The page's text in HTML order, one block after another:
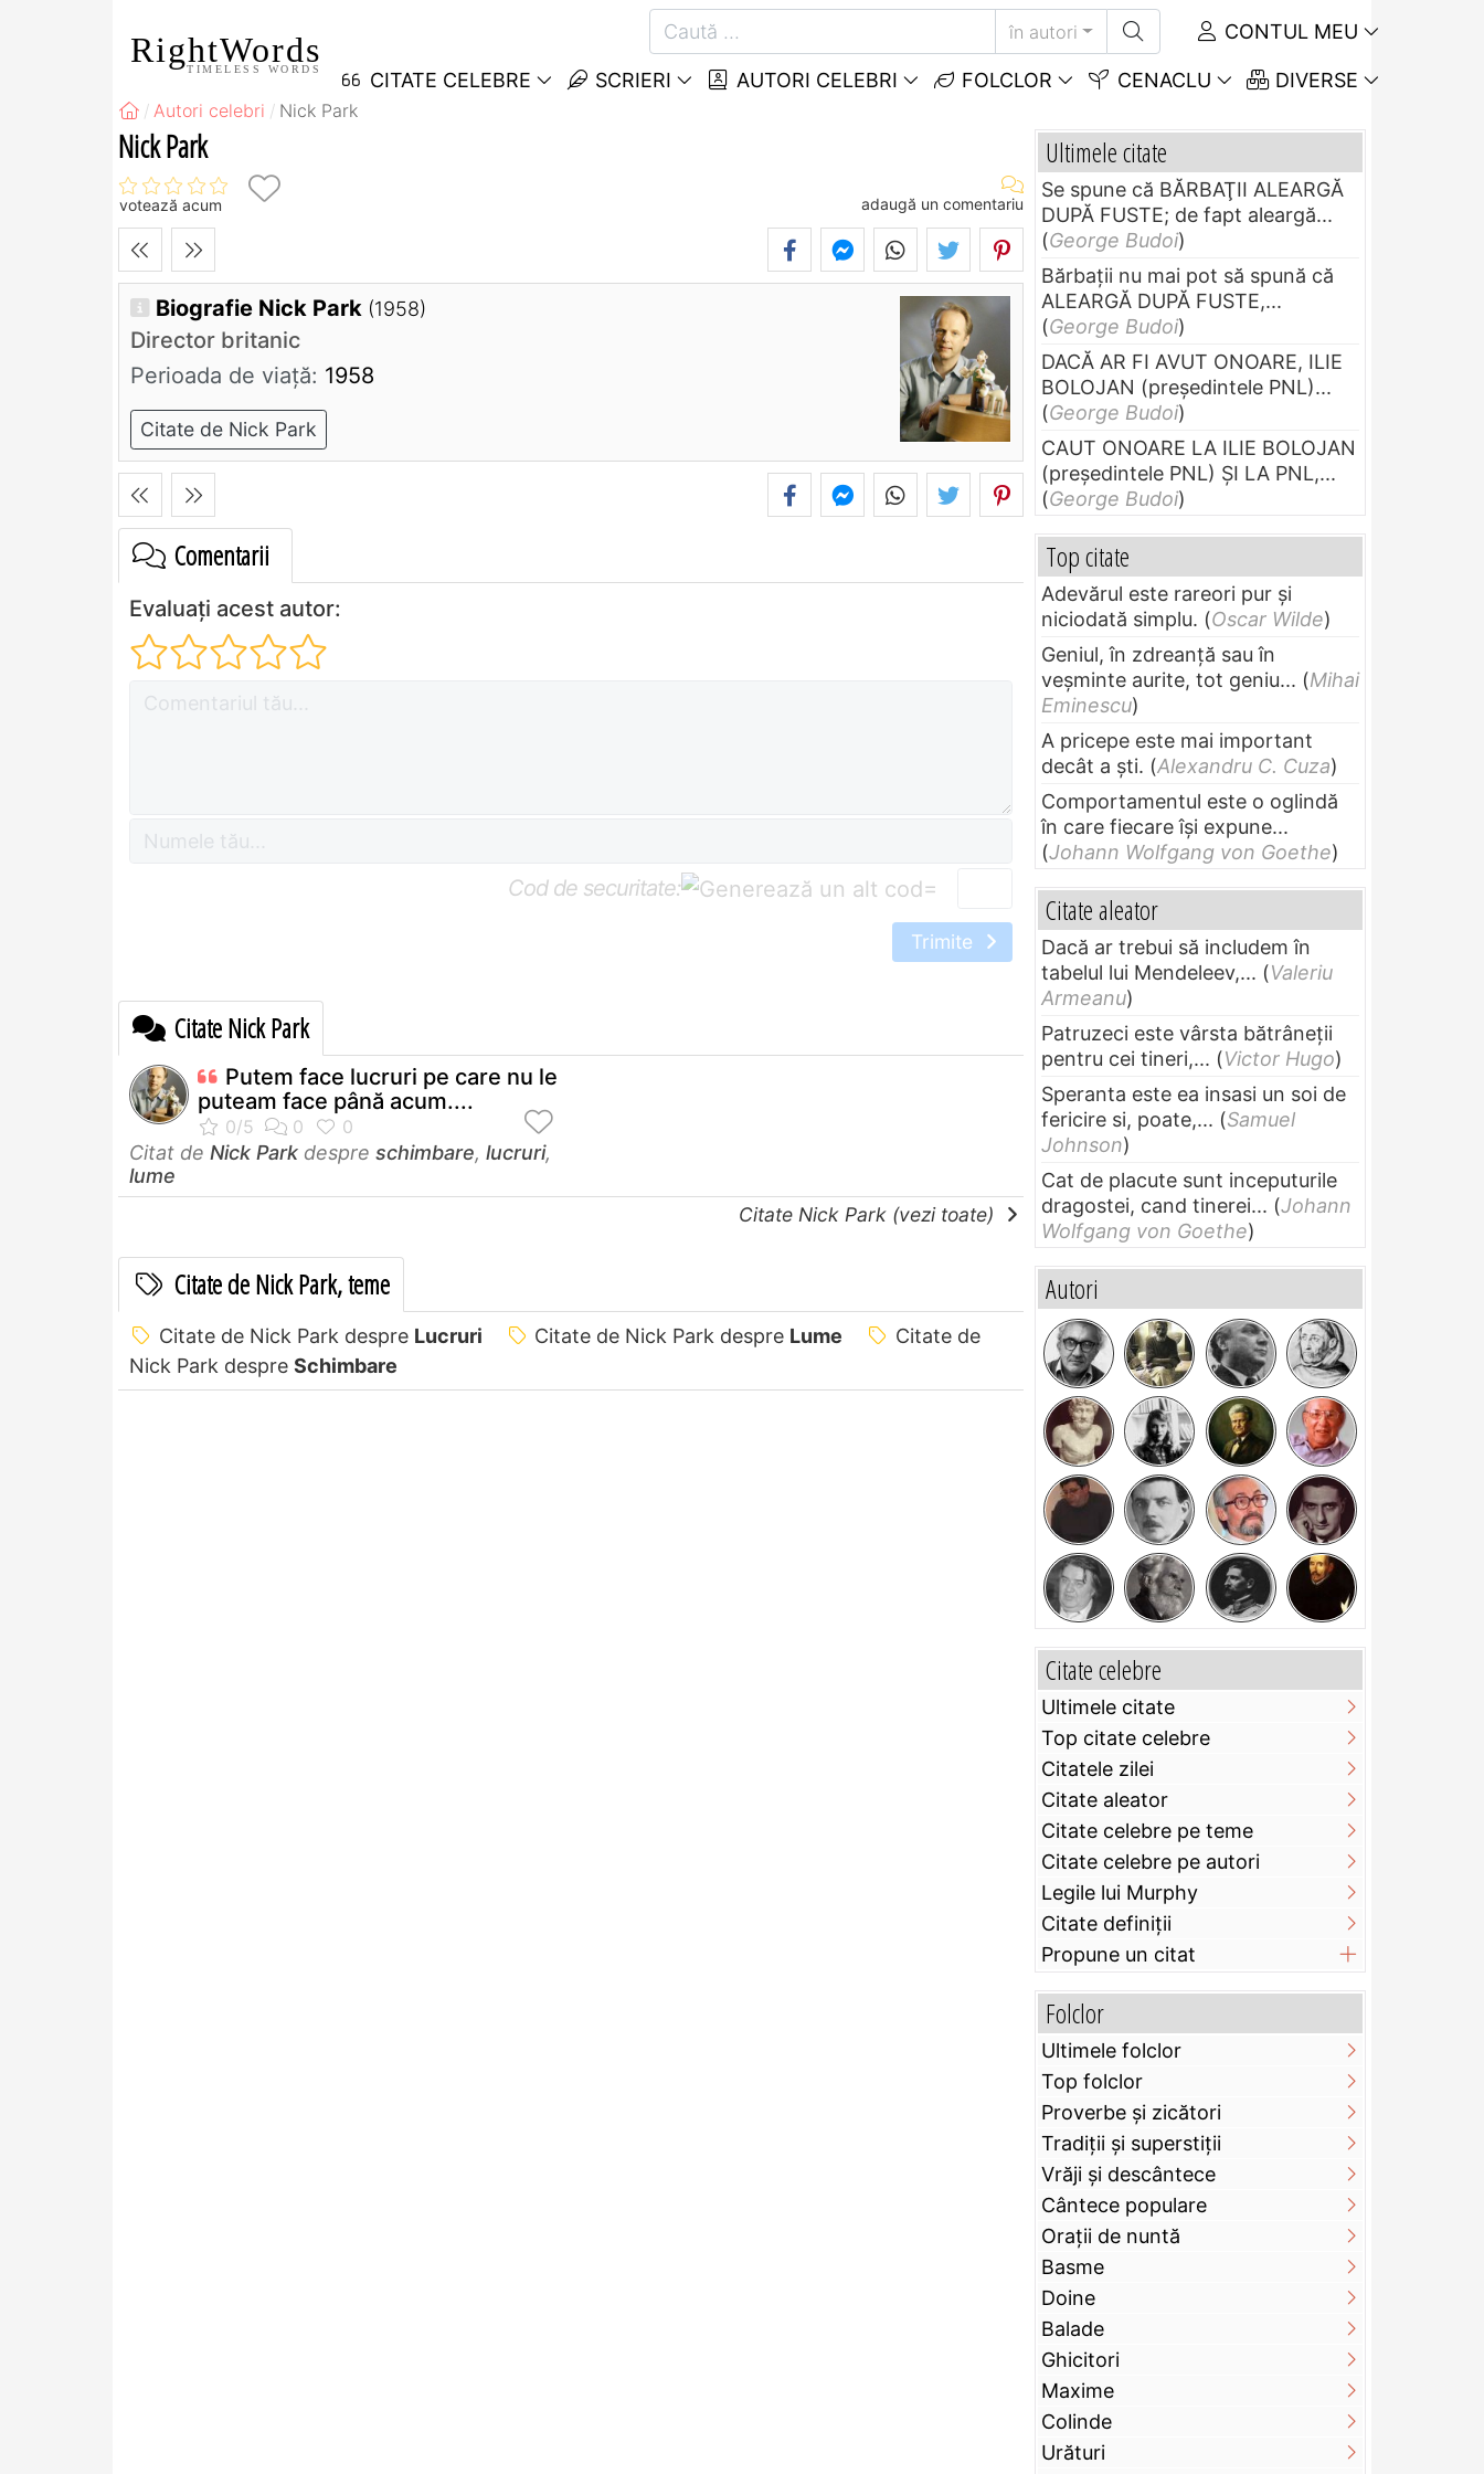
RightWords
TIMELESS WORDS
în autori CONTUL MEU
CITATE CELEBRE SCRIERI AUTORI CELEBRI FOLCLOR CENACLU DIVERSE
Autori celebri Nick Park
Nick Park
votează acum adaugă un comentariu
Biografie Nick Park (1958)
Director britanic
Perioada de viaţă: 1958
Citate de Nick Park
Comentarii
Evaluați acest autor:
Cod de securitate: =
Trimite
Citate Nick Park
Putem face lucruri pe care nu le
puteam face până acum....
Citat de Nick Park despre schimbare, lucruri,
lume
Citate Nick Park (vezi toate)
Citate de Nick Park, teme
Citate de Nick Park despre Lucruri Citate de Nick Park despre Lume
Citate de
Nick Park despre Schimbare
Ultimele citate
Se spune că BĂRBAŢII ALEARGĂ
DUPĂ FUSTE; de fapt aleargă...
(George Budoi)
Bărbaţii nu mai pot să spună că
ALEARGĂ DUPĂ FUSTE,...
(George Budoi)
DACĂ AR FI AVUT ONOARE, ILIE
BOLOJAN (preşedintele PNL)...
(George Budoi)
CAUT ONOARE LA ILIE BOLOJAN
(preşedintele PNL) ŞI LA PNL,...
(George Budoi)
Top citate
Adevărul este rareori pur și
niciodată simplu. (Oscar Wilde)
Geniul, în zdreanţă sau în
veşminte aurite, tot geniu... (Mihai
Eminescu)
A pricepe este mai important
decât a ști. (Alexandru C. Cuza)
Comportamentul este o oglindă
în care fiecare își expune...
(Johann Wolfgang von Goethe)
Citate aleator
Dacă ar trebui să includem în
tabelul lui Mendeleev,... (Valeriu
Armeanu)
Patruzeci este vârsta bătrâneții
pentru cei tineri,... (Victor Hugo)
Speranta este ea insasi un soi de
fericire si, poate,... (Samuel
Johnson)
Cat de placute sunt inceputurile
dragostei, cand tinerei... (Johann
Wolfgang von Goethe)
Autori
Citate celebre
Ultimele citate
Top citate celebre
Citatele zilei
Citate aleator
Citate celebre pe teme
Citate celebre pe autori
Legile lui Murphy
Citate definiţii
Propune un citat
Folclor
Ultimele folclor
Top folclor
Proverbe și zicători
Tradiții și superstiții
Vrăji și descântece
Cântece populare
Orații de nuntă
Basme
Doine
Balade
Ghicitori
Maxime
Colinde
Urături